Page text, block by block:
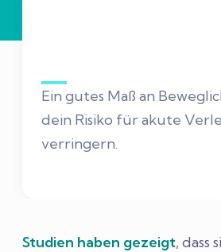
Ein gutes Maß an
dein Risiko für akute
verringern.
Studien haben gezeigt, dass